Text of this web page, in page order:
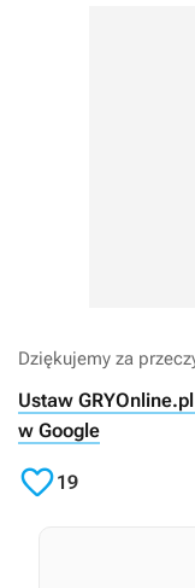
Dziękujemy za
Ustaw
w Google
19